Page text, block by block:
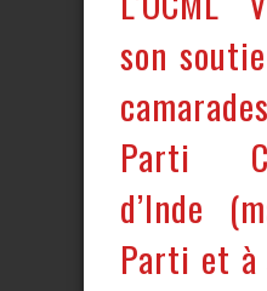
son
Parti
d’Inde
Parti et à